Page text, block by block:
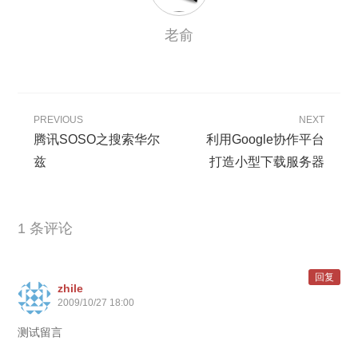
老俞
PREVIOUS
腾讯SOSO之搜索华尔
兹
NEXT
利用Google协作平台
打造小型下载服务器
1 条评论
zhile
2009/10/27 18:00
测试留言
回复